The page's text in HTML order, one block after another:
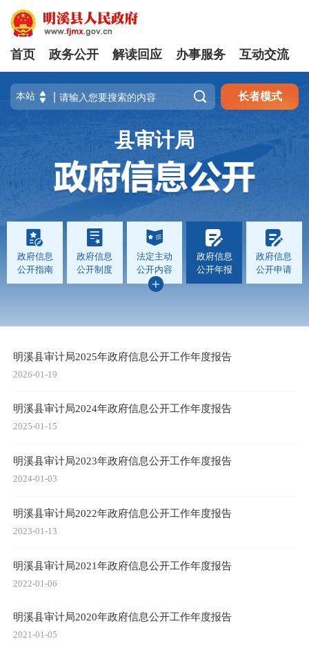
首页 政务公开 解读回应 办事服务 互动交流
 长者模式
县审计局
政府信息
公开指南
政府信息
公开制度
法定主动
公开内容
政府信息
公开年报
政府信息
公开申请
明溪县审计局2025年政府信息公开工作年度报告
2026-01-19
明溪县审计局2024年政府信息公开工作年度报告
2025-01-15
明溪县审计局2023年政府信息公开工作年度报告
2024-01-03
明溪县审计局2022年政府信息公开工作年度报告
2023-01-13
明溪县审计局2021年政府信息公开工作年度报告
2022-01-06
明溪县审计局2020年政府信息公开工作年度报告
2021-01-05